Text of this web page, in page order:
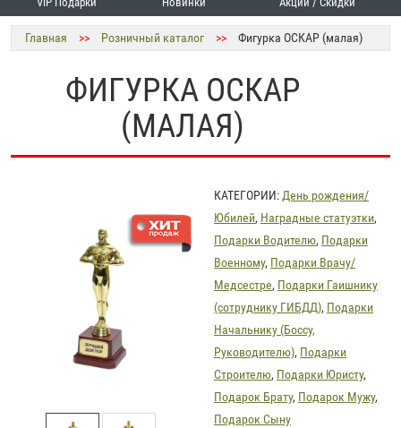
Главная >> Розничный каталог >> Фигурка ОСКАР (малая)
ФИГУРКА ОСКАР
(МАЛАЯ)
КАТЕГОРИИ: День рождения/
Юбилей, Наградные статуэтки,
Подарки Водителю, Подарки
Военному, Подарки Врачу/
Медсестре, Подарки Гаишнику
(сотруднику ГИБДД), Подарки
Начальнику (Боссу,
Руководителю), Подарки
Строителю, Подарки Юристу,
Подарок Брату, Подарок Мужу,
Подарок Сыну